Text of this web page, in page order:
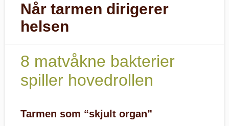
Når tarmen dirigerer
helsen
8 matvåkne bakterier
spiller hovedrollen
Tarmen som “skjult organ”